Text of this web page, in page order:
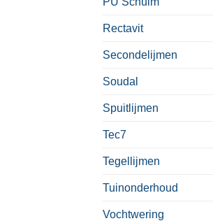
Rectavit
Secondelijmen
Soudal
Spuitlijmen
Tec7
Tegellijmen
Tuinonderhoud
Vochtwering